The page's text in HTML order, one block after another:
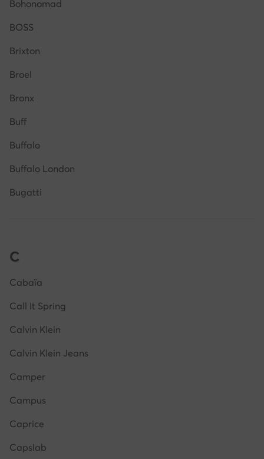
Bohonomad
BOSS
Brixton
Broel
Bronx
Buff
Buffalo
Buffalo London
Bugatti
C
Cabaïa
Call It Spring
Calvin Klein
Calvin Klein Jeans
Camper
Campus
Caprice
Capslab